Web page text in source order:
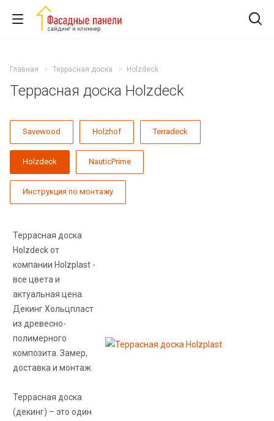
Главная Террасная доска Holzdeck
Террасная доска Holzdeck
Savewood Holzhof Terradeck
Holzdeck NauticPrime
Инструкция по монтажу
Террасная доска
Holzdeck от
компании Holzplast -
все цвета и
актуальная цена.
Декинг Хольцпласт
из древесно-
полимерного
композита. Замер,
доставка и монтаж.
Террасная доска
(декинг) – это один